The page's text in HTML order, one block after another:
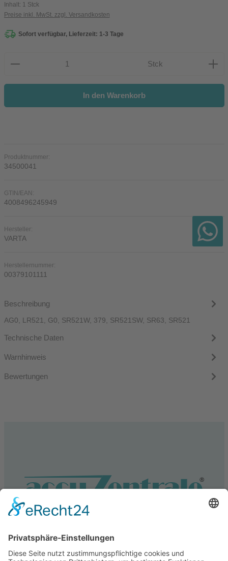
Inhalt: 1 Stck
Preise inkl. MwSt. zzgl. Versandkosten
Sofort verfügbar, Lieferzeit: 1-3 Tage
Produkt Anzahl: Gib den gewünschten Wert ein oder
Stck
In den Warenkorb
Produktnummer:
34500041
GTIN/EAN:
4008496245949
Hersteller:
VARTA
Herstellernummer:
00379101111
Beschreibung
AG0, LR521, G0, SR521W, 379, SR521SW, SR63, SR521
Technische Daten
Warnhinweis
Bewertungen
Service